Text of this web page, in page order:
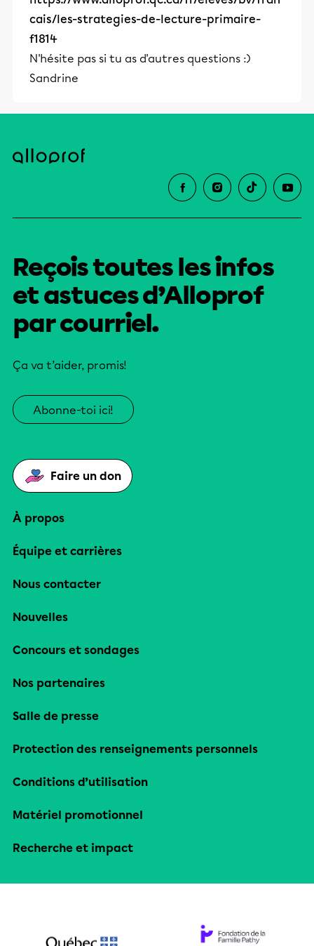
cais/les-strategies-de-lecture-primaire-
f1814
N'hésite pas si tu as d'autres questions :)
Sandrine
Reçois toutes les infos
et astuces d’Alloprof
par courriel.
Ça va t’aider, promis!
Abonne-toi ici!
Faire un don
À propos
Équipe et carrières
Nous contacter
Nouvelles
Concours et sondages
Nos partenaires
Salle de presse
Protection des renseignements personnels
Conditions d’utilisation
Matériel promotionnel
Recherche et impact